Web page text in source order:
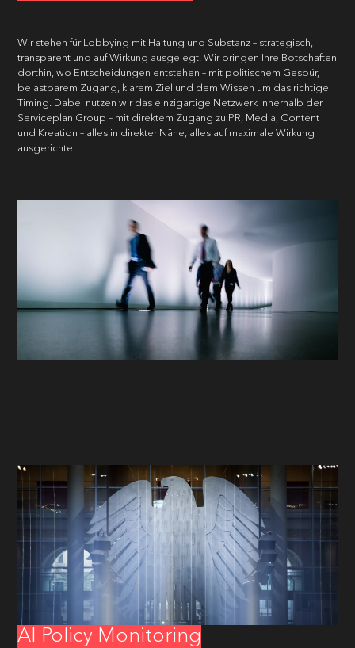
Wir stehen für Lobbying mit Haltung und Substanz – strategisch,
transparent und auf Wirkung ausgelegt. Wir bringen Ihre Botschaften
dorthin, wo Entscheidungen entstehen – mit politischem Gespür,
belastbarem Zugang, klarem Ziel und dem Wissen um das richtige
Timing. Dabei nutzen wir das einzigartige Netzwerk innerhalb der
Serviceplan Group – mit direktem Zugang zu PR, Media, Content
und Kreation – alles in direkter Nähe, alles auf maximale Wirkung
ausgerichtet.
AI Policy Monitoring